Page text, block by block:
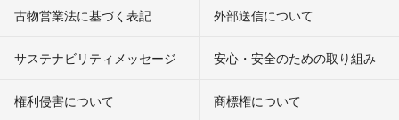
古物営業法に基づく表記 外部送信について
サステナビリティメッセージ 安心・安全のための取り組み
権利侵害について
商標権について